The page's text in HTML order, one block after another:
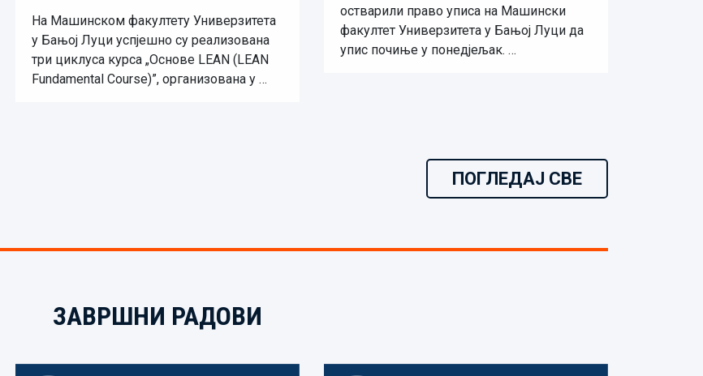
На Машинском факултету Универзитета
у Бањој Луци успјешно су реализована
три циклуса курса „Основе LEAN (LEAN
Fundamental Course)”, организована у …
остварили право уписа на Машински
факултет Универзитета у Бањој Луци да
упис почиње у понедјељак. …
ПОГЛЕДАЈ СВЕ
ЗАВРШНИ РАДОВИ